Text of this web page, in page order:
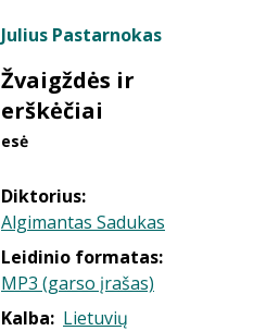
Julius Pastarnokas
Žvaigždės ir
erškėčiai
esė
Diktorius:
Algimantas Sadukas
Leidinio formatas:
MP3 (garso įrašas)
Kalba: Lietuvių